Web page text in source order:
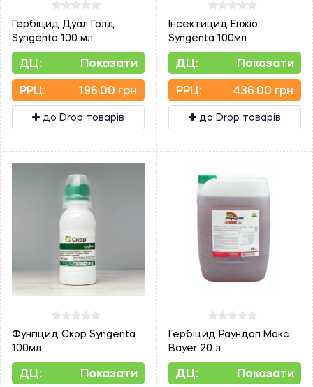
Гербіцид Дуал Голд
Syngenta 100 мл
ДЦ: Показати
PPЦ: 196.00 грн
до Drop товарів
Інсектицид Енжіо
Syngenta 100мл
ДЦ: Показати
PPЦ: 436.00 грн
до Drop товарів
Фунгіцид Скор Syngenta
100мл
ДЦ: Показати
Гербіцид Раундап Макс
Bayer 20 л
ДЦ: Показати